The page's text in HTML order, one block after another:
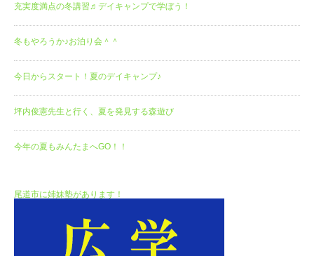
充実度満点の冬講習♬デイキャンプで学ぼう！
冬もやろうか♪お泊り会＾＾
今日からスタート！夏のデイキャンプ♪
坪内俊憲先生と行く、夏を発見する森遊び
今年の夏もみんたまへGO！！
尾道市に姉妹塾があります！